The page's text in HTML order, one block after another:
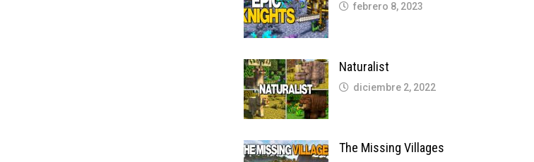
febrero 8, 2023
Naturalist
diciembre 2, 2022
The Missing Villages